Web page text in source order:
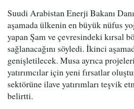
Suudi Arabistan Enerji Bakanı
aşamada ülkenin en büyük nüfus
yapan Şam ve çevresindeki kırsal
sağlanacağını söyledi. İkinci
genişletilecek. Musa ayrıca
yatırımcılar için yeni fırsatlar
sektörüne ilave yatırımları teşvik
belirtti.